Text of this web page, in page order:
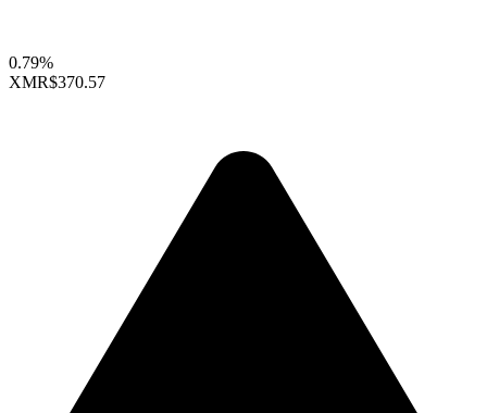
0.79%
XMR$370.57